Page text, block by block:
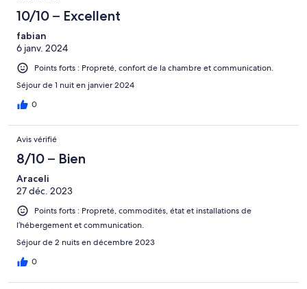
10/10 – Excellent
fabian
6 janv. 2024
Points forts : Propreté, confort de la chambre et communication.
Séjour de 1 nuit en janvier 2024
0
Avis vérifié
8/10 – Bien
Araceli
27 déc. 2023
Points forts : Propreté, commodités, état et installations de
l’hébergement et communication.
Séjour de 2 nuits en décembre 2023
0